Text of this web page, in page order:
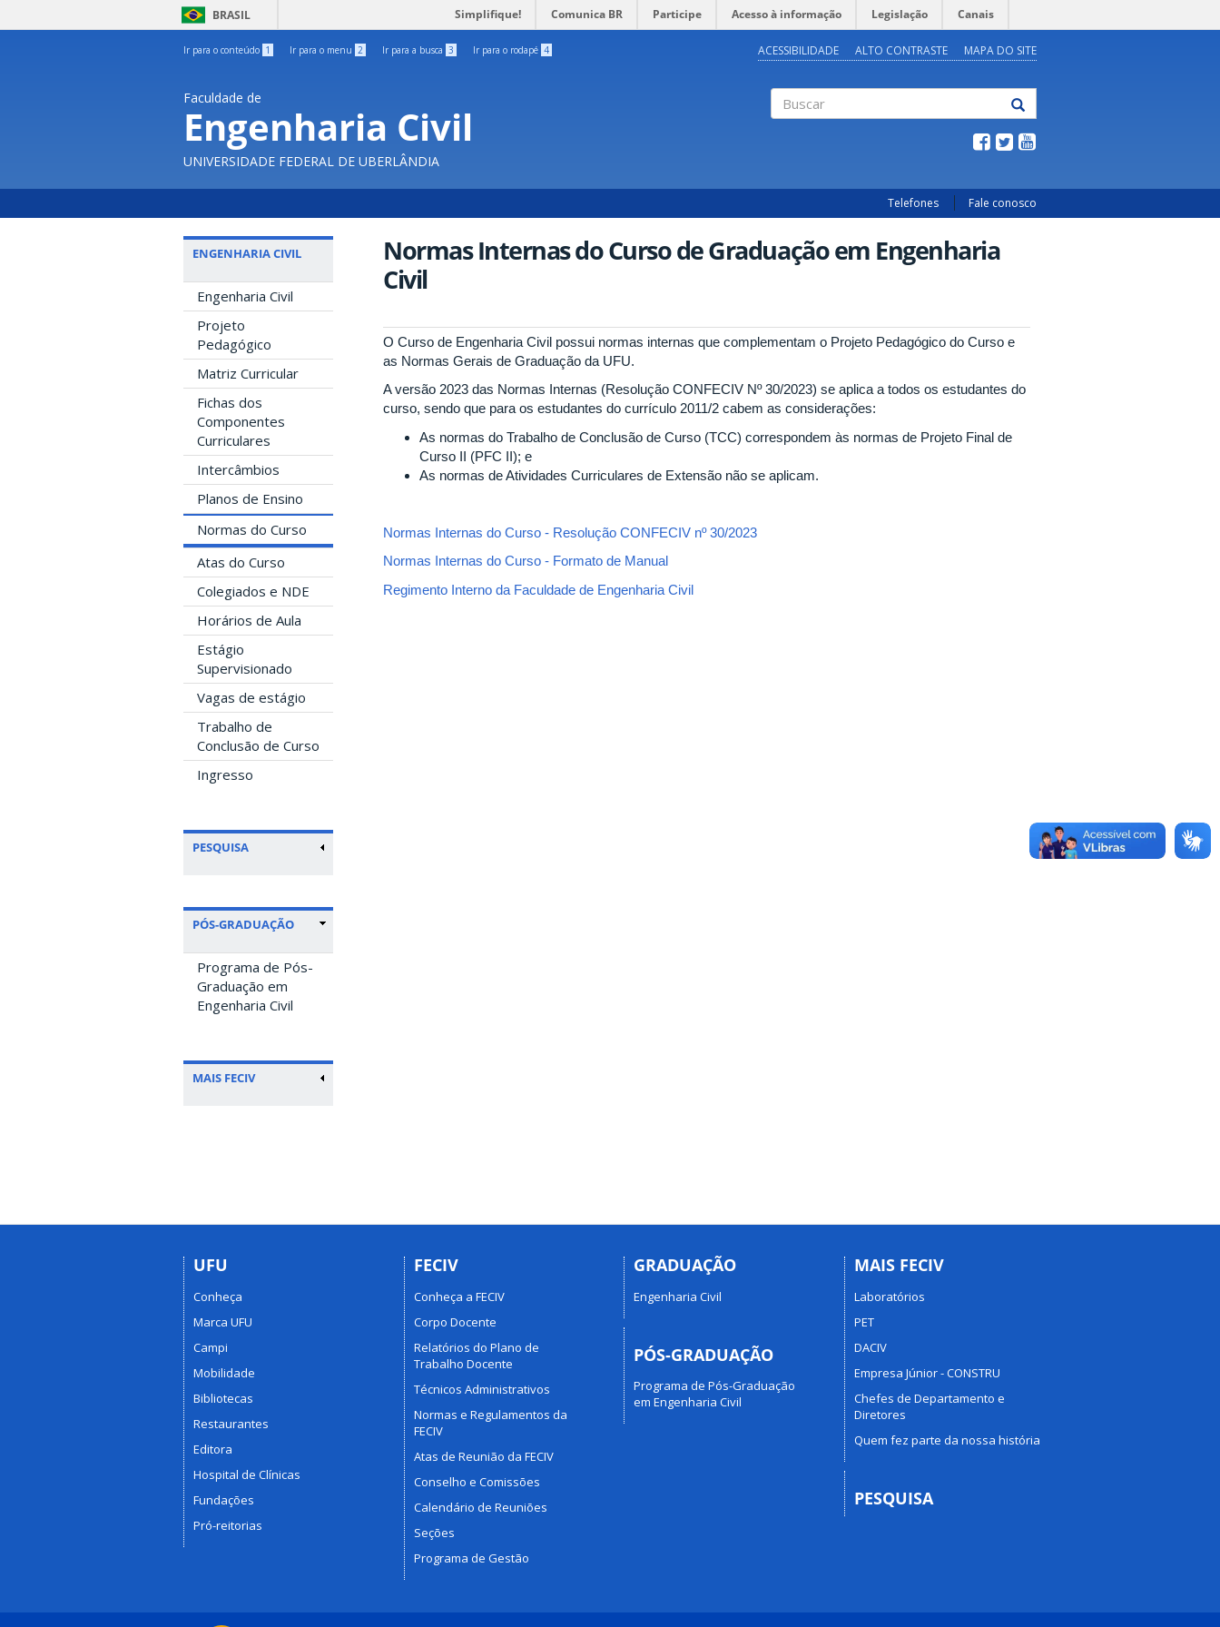
BRASIL Simplifique! Comunica BR Participe Acesso à informação Legislação Canais
Ir para o conteúdo 1 Ir para o menu 2 Ir para a busca 3 Ir para o rodapé 4 ACESSIBILIDADE ALTO CONTRASTE MAPA DO SITE
Faculdade de
Engenharia Civil
UNIVERSIDADE FEDERAL DE UBERLÂNDIA
Telefones Fale conosco
ENGENHARIA CIVIL
Engenharia Civil
Projeto
Pedagógico
Matriz Curricular
Fichas dos
Componentes
Curriculares
Intercâmbios
Planos de Ensino
Normas do Curso
Atas do Curso
Colegiados e NDE
Horários de Aula
Estágio
Supervisionado
Vagas de estágio
Trabalho de
Conclusão de Curso
Ingresso
PESQUISA
PÓS-GRADUAÇÃO
Programa de Pós-
Graduação em
Engenharia Civil
MAIS FECIV
Normas Internas do Curso de Graduação em Engenharia
Civil
O Curso de Engenharia Civil possui normas internas que complementam o Projeto Pedagógico do Curso e
as Normas Gerais de Graduação da UFU.
A versão 2023 das Normas Internas (Resolução CONFECIV Nº 30/2023) se aplica a todos os estudantes do
curso, sendo que para os estudantes do currículo 2011/2 cabem as considerações:
As normas do Trabalho de Conclusão de Curso (TCC) correspondem às normas de Projeto Final de
Curso II (PFC II); e
As normas de Atividades Curriculares de Extensão não se aplicam.
Normas Internas do Curso - Resolução CONFECIV nº 30/2023
Normas Internas do Curso - Formato de Manual
Regimento Interno da Faculdade de Engenharia Civil
UFU
Conheça
Marca UFU
Campi
Mobilidade
Bibliotecas
Restaurantes
Editora
Hospital de Clínicas
Fundações
Pró-reitorias
FECIV
Conheça a FECIV
Corpo Docente
Relatórios do Plano de
Trabalho Docente
Técnicos Administrativos
Normas e Regulamentos da
FECIV
Atas de Reunião da FECIV
Conselho e Comissões
Calendário de Reuniões
Seções
Programa de Gestão
GRADUAÇÃO
Engenharia Civil
PÓS-GRADUAÇÃO
Programa de Pós-Graduação
em Engenharia Civil
MAIS FECIV
Laboratórios
PET
DACIV
Empresa Júnior - CONSTRU
Chefes de Departamento e
Diretores
Quem fez parte da nossa história
PESQUISA